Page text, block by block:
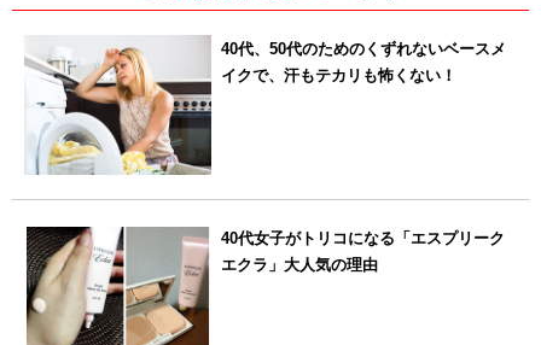
40代、50代のためのくずれないベースメ
イクで、汗もテカリも怖くない！
40代女子がトリコになる「エスプリーク
エクラ」大人気の理由